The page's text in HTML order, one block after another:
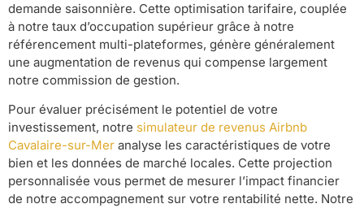
demande saisonnière. Cette optimisation tarifaire, couplée
à notre taux d’occupation supérieur grâce à notre
référencement multi-plateformes, génère généralement
une augmentation de revenus qui compense largement
notre commission de gestion.
Pour évaluer précisément le potentiel de votre
investissement, notre simulateur de revenus Airbnb
Cavalaire-sur-Mer analyse les caractéristiques de votre
bien et les données de marché locales. Cette projection
personnalisée vous permet de mesurer l’impact financier
de notre accompagnement sur votre rentabilité nette. Notre